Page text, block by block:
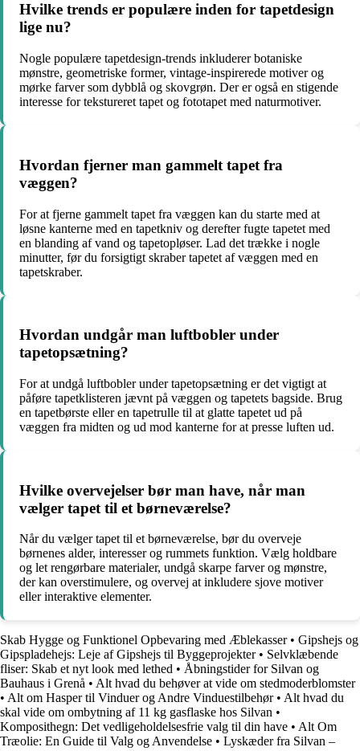
Hvilke trends er populære inden for tapetdesign
lige nu?
Nogle populære tapetdesign-trends inkluderer botaniske
mønstre, geometriske former, vintage-inspirerede motiver og
mørke farver som dybblå og skovgrøn. Der er også en stigende
interesse for tekstureret tapet og fototapet med naturmotiver.
Hvordan fjerner man gammelt tapet fra
væggen?
For at fjerne gammelt tapet fra væggen kan du starte med at
løsne kanterne med en tapetkniv og derefter fugte tapetet med
en blanding af vand og tapetopløser. Lad det trække i nogle
minutter, før du forsigtigt skraber tapetet af væggen med en
tapetskraber.
Hvordan undgår man luftbobler under
tapetopsætning?
For at undgå luftbobler under tapetopsætning er det vigtigt at
påføre tapetklisteren jævnt på væggen og tapetets bagside. Brug
en tapetbørste eller en tapetrulle til at glatte tapetet ud på
væggen fra midten og ud mod kanterne for at presse luften ud.
Hvilke overvejelser bør man have, når man
vælger tapet til et børneværelse?
Når du vælger tapet til et børneværelse, bør du overveje
børnenes alder, interesser og rummets funktion. Vælg holdbare
og let rengørbare materialer, undgå skarpe farver og mønstre,
der kan overstimulere, og overvej at inkludere sjove motiver
eller interaktive elementer.
Skab Hygge og Funktionel Opbevaring med Æblekasser• Gipshejs og
Gipspladehejs: Leje af Gipshejs til Byggeprojekter• Selvklæbende
fliser: Skab et nyt look med lethed • Åbningstider for Silvan og
Bauhaus i Grenå • Alt hvad du behøver at vide om stedmoderblomster
• Alt om Hasper til Vinduer og Andre Vinduestilbehør• Alt hvad du
skal vide om ombytning af 11 kg gasflaske hos Silvan •
Komposithegn: Det vedligeholdelsesfrie valg til din have • Alt Om
Træolie: En Guide til Valg og Anvendelse • Lyskæder fra Silvan –